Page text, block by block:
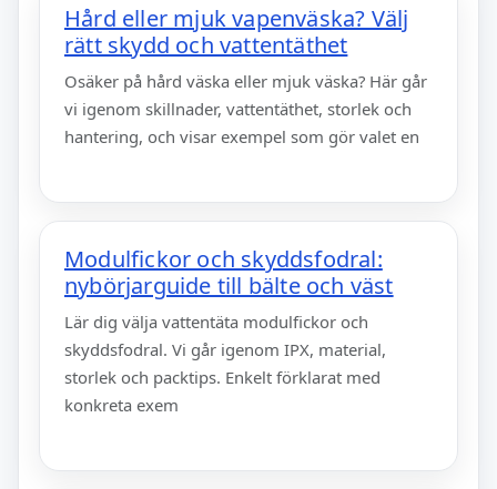
Hård eller mjuk vapenväska? Välj
rätt skydd och vattentäthet
Osäker på hård väska eller mjuk väska? Här går
vi igenom skillnader, vattentäthet, storlek och
hantering, och visar exempel som gör valet en
Modulfickor och skyddsfodral:
nybörjarguide till bälte och väst
Lär dig välja vattentäta modulfickor och
skyddsfodral. Vi går igenom IPX, material,
storlek och packtips. Enkelt förklarat med
konkreta exem